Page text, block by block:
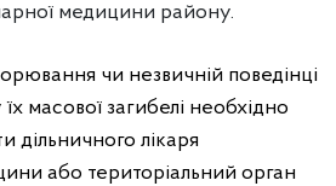
медицини району.
чи незвичній поведінці
масової загибелі необхідно
дільничного лікаря
або територіальний орган